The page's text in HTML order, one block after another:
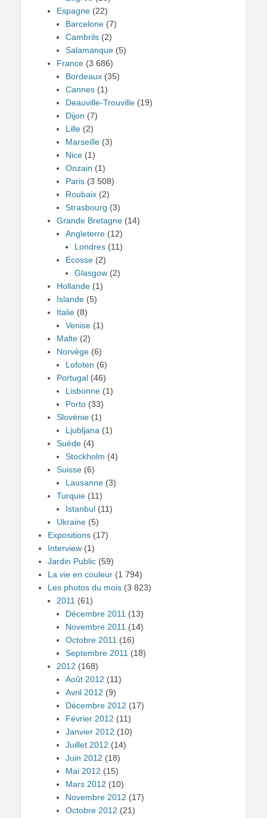
Espagne (22)
Barcelone (7)
Cambrils (2)
Salamanque (5)
France (3 686)
Bordeaux (35)
Cannes (1)
Deauville-Trouville (19)
Dijon (7)
Lille (2)
Marseille (3)
Nice (1)
Onzain (1)
Paris (3 508)
Roubaix (2)
Strasbourg (3)
Grande Bretagne (14)
Angleterre (12)
Londres (11)
Ecosse (2)
Glasgow (2)
Hollande (1)
Islande (5)
Italie (8)
Venise (1)
Malte (2)
Norvège (6)
Lofoten (6)
Portugal (46)
Lisbonne (1)
Porto (33)
Slovénie (1)
Ljubljana (1)
Suède (4)
Stockholm (4)
Suisse (6)
Lausanne (3)
Turquie (11)
Istanbul (11)
Ukraine (5)
Expositions (17)
Interview (1)
Jardin Public (59)
La vie en couleur (1 794)
Les photos du mois (3 823)
2011 (61)
Décembre 2011 (13)
Novembre 2011 (14)
Octobre 2011 (16)
Septembre 2011 (18)
2012 (168)
Août 2012 (11)
Avril 2012 (9)
Décembre 2012 (17)
Février 2012 (11)
Janvier 2012 (10)
Juillet 2012 (14)
Juin 2012 (18)
Mai 2012 (15)
Mars 2012 (10)
Novembre 2012 (17)
Octobre 2012 (21)